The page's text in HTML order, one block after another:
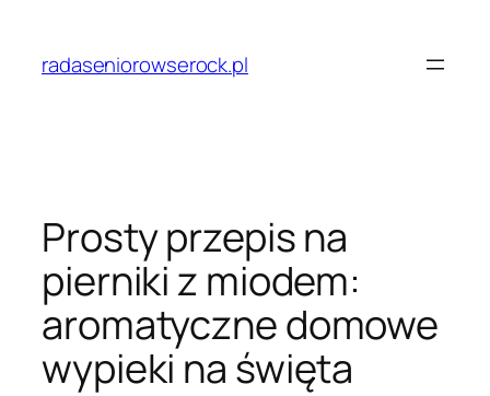
treściradaseniorowserock.pl
Prosty przepis na
pierniki z miodem:
aromatyczne domowe
wypieki na święta